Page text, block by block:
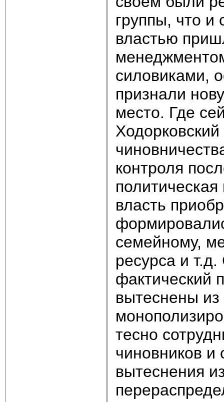
группы, что и
властью
силовиками,
признали
место. Где
контроля
власть
семейному,
ресурса и
фактический
вытеснены
тесно
чиновников и
вытеснения